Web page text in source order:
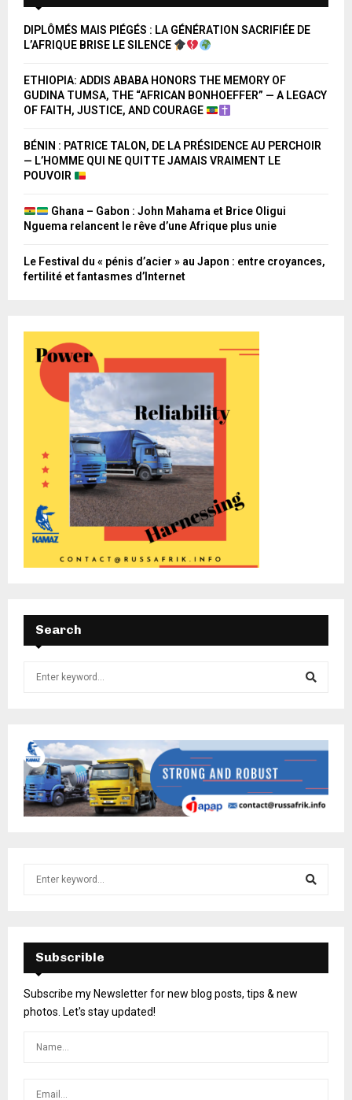
DIPLÔMÉS MAIS PIÉGÉS : LA GÉNÉRATION SACRIFIÉE DE
L’AFRIQUE BRISE LE SILENCE
ETHIOPIA: ADDIS ABABA HONORS THE MEMORY OF
GUDINA TUMSA, THE “AFRICAN BONHOEFFER” — A LEGACY
OF FAITH, JUSTICE, AND COURAGE
BÉNIN : PATRICE TALON, DE LA PRÉSIDENCE AU PERCHOIR
— L’HOMME QUI NE QUITTE JAMAIS VRAIMENT LE
POUVOIR
Ghana – Gabon : John Mahama et Brice Oligui
Nguema relancent le rêve d’une Afrique plus unie
Le Festival du « pénis d’acier » au Japon : entre croyances,
fertilité et fantasmes d’Internet
Search
Subscrible
Subscribe my Newsletter for new blog posts, tips & new
photos. Let's stay updated!